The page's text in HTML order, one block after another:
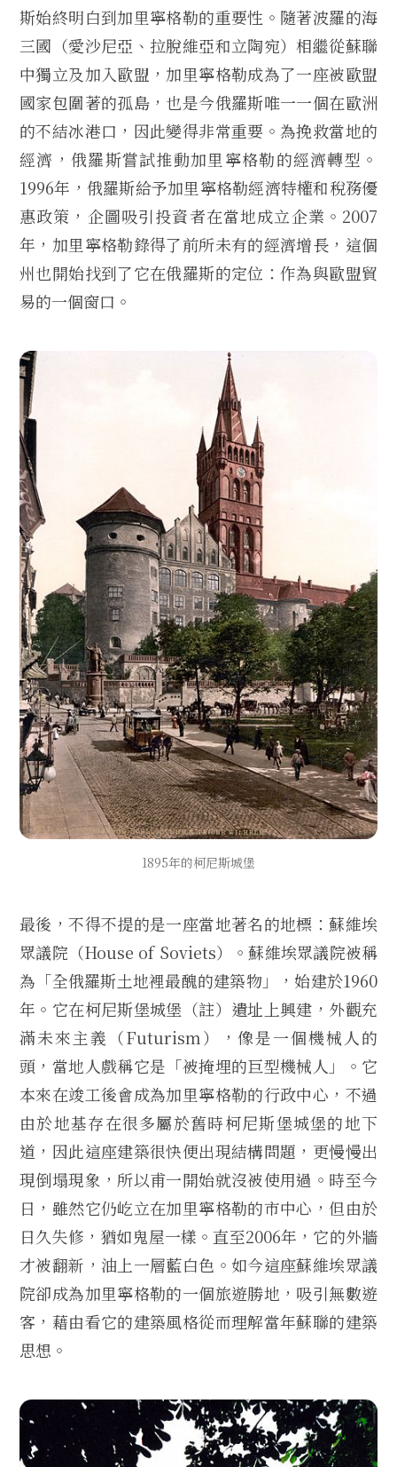
斯始終明白到加里寧格勒的重要性。隨著波羅的海
三國（愛沙尼亞、拉脫維亞和立陶宛）相繼從蘇聯
中獨立及加入歐盟，加里寧格勒成為了一座被歐盟
國家包圍著的孤島，也是今俄羅斯唯一一個在歐洲
的不結冰港口，因此變得非常重要。為挽救當地的
經濟，俄羅斯嘗試推動加里寧格勒的經濟轉型。
1996年，俄羅斯給予加里寧格勒經濟特權和稅務優
惠政策，企圖吸引投資者在當地成立企業。2007
年，加里寧格勒錄得了前所未有的經濟增長，這個
州也開始找到了它在俄羅斯的定位：作為與歐盟貿
易的一個窗口。
1895年的柯尼斯城堡
最後，不得不提的是一座當地著名的地標：蘇維埃
眾議院（House of Soviets）。蘇維埃眾議院被稱
為「全俄羅斯土地裡最醜的建築物」，始建於1960
年。它在柯尼斯堡城堡（註）遺址上興建，外觀充
滿未來主義（Futurism），像是一個機械人的
頭，當地人戲稱它是「被掩埋的巨型機械人」。它
本來在竣工後會成為加里寧格勒的行政中心，不過
由於地基存在很多屬於舊時柯尼斯堡城堡的地下
道，因此這座建築很快便出現結構問題，更慢慢出
現倒塌現象，所以甫一開始就沒被使用過。時至今
日，雖然它仍屹立在加里寧格勒的市中心，但由於
日久失修，猶如鬼屋一樣。直至2006年，它的外牆
才被翻新，油上一層藍白色。如今這座蘇維埃眾議
院卻成為加里寧格勒的一個旅遊勝地，吸引無數遊
客，藉由看它的建築風格從而理解當年蘇聯的建築
思想。